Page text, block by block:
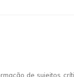
de sujeitos